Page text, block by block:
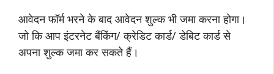
आवेदन फॉर्म भरने के बाद आवेदन शुल्क भी जमा करना होगा।
जो कि आप इंटरनेट बैंकिंग/ क्रेडिट कार्ड/ डेबिट कार्ड से
अपना शुल्क जमा कर सकते हैं।